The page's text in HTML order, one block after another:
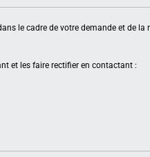
le cadre de votre demande et de
et les faire rectifier en contactant :